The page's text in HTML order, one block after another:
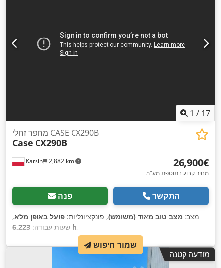
1 / 17
Karsin 2,882 km
מחפר זחלי CASE CX290B
Case CX290B
‏26,900 ‏€
מחיר קבוע בתוספת מע"מ
פנה התקשר
מצב: מצב טוב מאוד (משומש), פונקציונליות: פועל באופן מלא,
שעות עבודה: 6,223 h,
מודעה קטנה
שמור חיפוש